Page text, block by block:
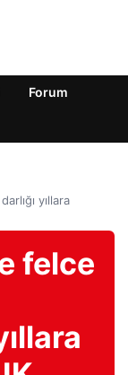
Forum
yıllara
felce